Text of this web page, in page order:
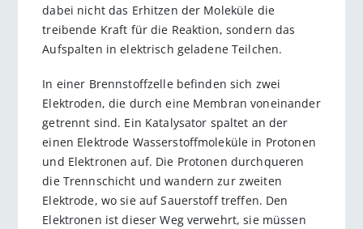
dabei nicht das Erhitzen der Moleküle die
treibende Kraft für die Reaktion, sondern das
Aufspalten in elektrisch geladene Teilchen.
In einer Brennstoffzelle befinden sich zwei
Elektroden, die durch eine Membran voneinander
getrennt sind. Ein Katalysator spaltet an der
einen Elektrode Wasserstoffmoleküle in Protonen
und Elektronen auf. Die Protonen durchqueren
die Trennschicht und wandern zur zweiten
Elektrode, wo sie auf Sauerstoff treffen. Den
Elektronen ist dieser Weg verwehrt, sie müssen